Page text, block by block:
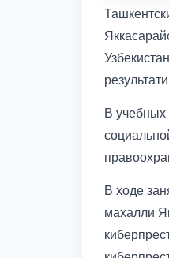
В учебных
В ходе
махалли